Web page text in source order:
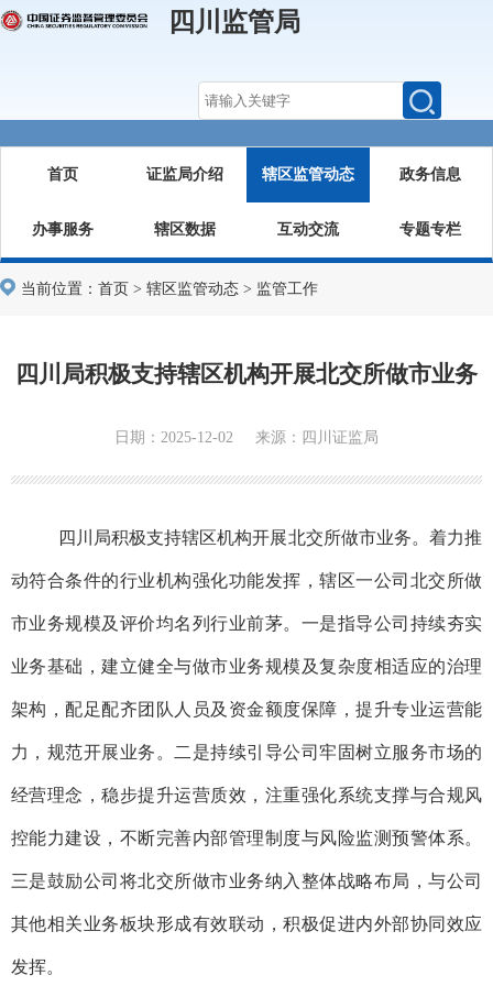
四川监管局
首页 证监局介绍 辖区监管动态 政务信息
办事服务 辖区数据 互动交流 专题专栏
当前位置： 首页 > 辖区监管动态 > 监管工作
四川局积极支持辖区机构开展北交所做市业务
日期：2025-12-02 来源：四川证监局
四川局积极支持辖区机构开展北交所做市业务。 着力推
动符合条件的行业机构强化功能发挥，辖区一公司北交所做
市业务规模及评价均名列行业前茅。 一是指导公司 持续夯实
业务基础 ，建立健全与做市业务规模及复杂度相适应的治理
架构，配足配齐团队人员及资金额度保障，提升专业运营能
力，规范开展业务。二是持续引导公司牢固树立服务市场的
经营理念，稳步提升运营质效 ， 注重强化系统支撑与合规风
控能力建设，不断完善内部管理制度与风险监测预警体系。
三是鼓励公司将北交所做市业务纳入整体战略布局，与公司
其他相关业务板块形成有效联动，积极促进内外部协同效应
发挥。